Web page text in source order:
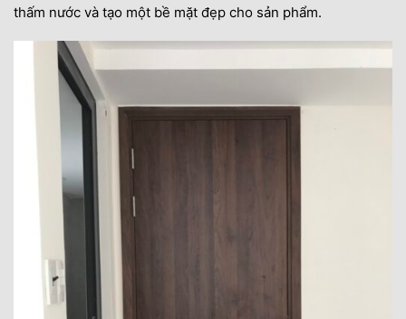
9.1. Bước 1: Chọn vật liệu gỗ
9.2. Bước 2: Xẻ khối và ghép khung xương gỗ
(Cấu tạo và giá cửa gỗ công nghiệp Melamine)
9.3. Bước 3: Làm phẳng bề mặt
9.4. Bước 4: Hoàn thiện cửa (Cấu tạo và giá
cửa gỗ công nghiệp Melamine)
9.5. Bước 5: Vệ sinh – kiểm tra – đóng hàng
trước khi giao
10. Thông tin liên hệ mua cửa – Cấu tạo và giá
cửa gỗ công nghiệp Melamine
11. THÔNG TIN NHÀ CUNG CẤP
thấm nước và tạo một bề mặt đẹp cho sản phẩm.